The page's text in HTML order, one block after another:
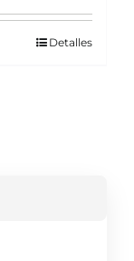
Detalles